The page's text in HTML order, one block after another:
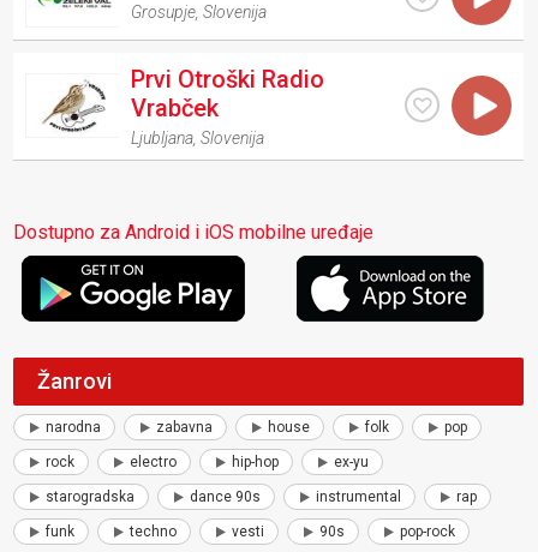
Grosupje ,Slovenija
Prvi Otroški Radio
Vrabček
Ljubljana ,Slovenija
Dostupno za Android i iOS mobilne uređaje
Žanrovi
narodna zabavna house folk pop
rock electro hip-hop ex-yu
starogradska dance 90s instrumental rap
funk techno vesti 90s pop-rock